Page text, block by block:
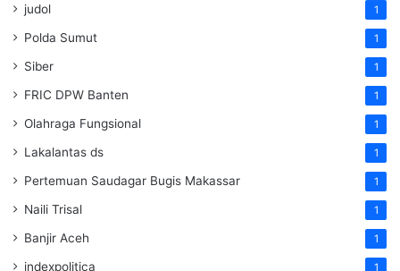
judol 1
Polda Sumut 1
Siber 1
FRIC DPW Banten 1
Olahraga Fungsional 1
Lakalantas ds 1
Pertemuan Saudagar Bugis Makassar 1
Naili Trisal 1
Banjir Aceh 1
indexpolitica 1